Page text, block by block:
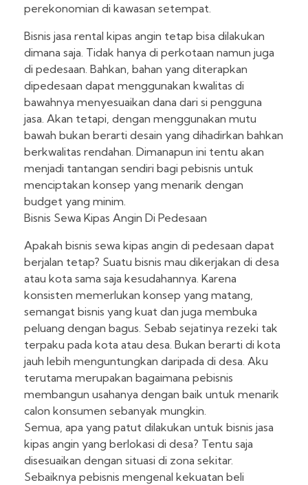
perekonomian di kawasan setempat.
Bisnis jasa rental kipas angin tetap bisa dilakukan
dimana saja. Tidak hanya di perkotaan namun juga
di pedesaan. Bahkan, bahan yang diterapkan
dipedesaan dapat menggunakan kwalitas di
bawahnya menyesuaikan dana dari si pengguna
jasa. Akan tetapi, dengan menggunakan mutu
bawah bukan berarti desain yang dihadirkan bahkan
berkwalitas rendahan. Dimanapun ini tentu akan
menjadi tantangan sendiri bagi pebisnis untuk
menciptakan konsep yang menarik dengan
budget yang minim.
Bisnis Sewa Kipas Angin Di Pedesaan
Apakah bisnis sewa kipas angin di pedesaan dapat
berjalan tetap? Suatu bisnis mau dikerjakan di desa
atau kota sama saja kesudahannya. Karena
konsisten memerlukan konsep yang matang,
semangat bisnis yang kuat dan juga membuka
peluang dengan bagus. Sebab sejatinya rezeki tak
terpaku pada kota atau desa. Bukan berarti di kota
jauh lebih menguntungkan daripada di desa. Aku
terutama merupakan bagaimana pebisnis
membangun usahanya dengan baik untuk menarik
calon konsumen sebanyak mungkin.
Semua, apa yang patut dilakukan untuk bisnis jasa
kipas angin yang berlokasi di desa? Tentu saja
disesuaikan dengan situasi di zona sekitar.
Sebaiknya pebisnis mengenal kekuatan beli